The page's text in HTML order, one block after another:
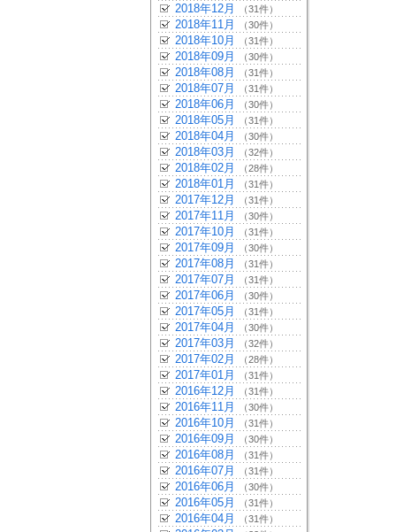
2018年12月 （31件）
2018年11月 （30件）
2018年10月 （31件）
2018年09月 （30件）
2018年08月 （31件）
2018年07月 （31件）
2018年06月 （30件）
2018年05月 （31件）
2018年04月 （30件）
2018年03月 （32件）
2018年02月 （28件）
2018年01月 （31件）
2017年12月 （31件）
2017年11月 （30件）
2017年10月 （31件）
2017年09月 （30件）
2017年08月 （31件）
2017年07月 （31件）
2017年06月 （30件）
2017年05月 （31件）
2017年04月 （30件）
2017年03月 （32件）
2017年02月 （28件）
2017年01月 （31件）
2016年12月 （31件）
2016年11月 （30件）
2016年10月 （31件）
2016年09月 （30件）
2016年08月 （31件）
2016年07月 （31件）
2016年06月 （30件）
2016年05月 （31件）
2016年04月 （31件）